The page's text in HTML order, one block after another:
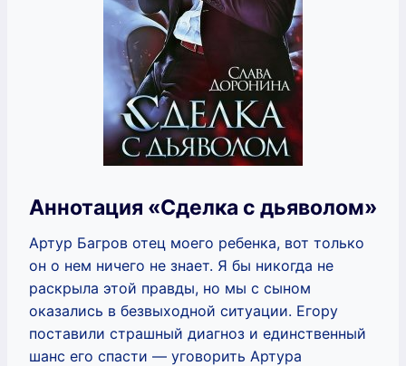
Аннотация «Сделка с дьяволом»
Артур Багров отец моего ребенка, вот только
он о нем ничего не знает. Я бы никогда не
раскрыла этой правды, но мы с сыном
оказались в безвыходной ситуации. Егору
поставили страшный диагноз и единственный
шанс его спасти — уговорить Артура